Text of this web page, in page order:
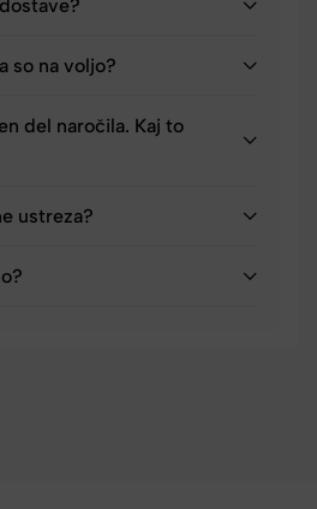
so na voljo?
del naročila. Kaj to
ustreza?